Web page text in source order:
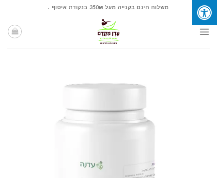
Skip
content
משלוח חינם בקנייה מעל 350₪ בנקודת איסוף .